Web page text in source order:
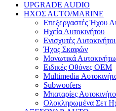
UPGRADE AUDIO
ΗΧΟΣ ΑUTO/MARINE
Επεξεργαστές Ήχου
Ηχεία Αυτοκινήτου
Ενισχυτές
Ήχος Σκαφών
Μονωτικά
Ειδικές Οθόνες OEM
Multimedia
Subwoofers
Μπαταρίες
Ολοκληρωμένα Σετ